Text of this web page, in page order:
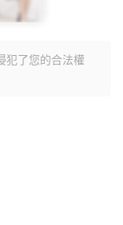
犯了您的合法權